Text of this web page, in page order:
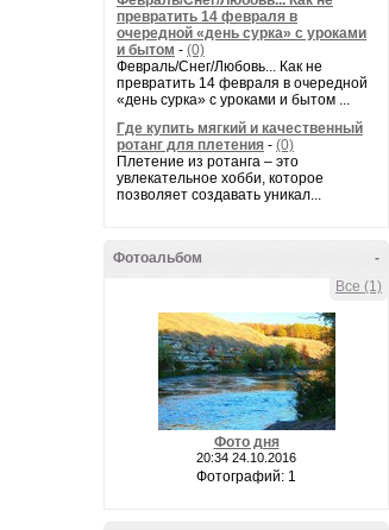
превратить 14 февраля в
очередной «день сурка» с уроками
и бытом - (0)
Февраль/Снег/Любовь... Как не
превратить 14 февраля в очередной
«день сурка» с уроками и бытом ...
Где купить мягкий и качественный
ротанг для плетения - (0)
Плетение из ротанга – это
увлекательное хобби, которое
позволяет создавать уникал...
-
Фотоальбом
Все (1)
Фото дня
20:34 24.10.2016
Фотографий: 1